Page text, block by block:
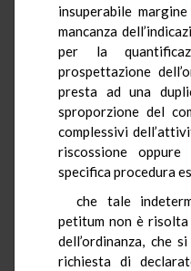
insuperabile
mancanza
per la
prospettazione
presta ad una
sproporzione del
complessivi
riscossione
specifica procedura
che tale
petitum non è risolta
dell’ordinanza, che
richiesta di